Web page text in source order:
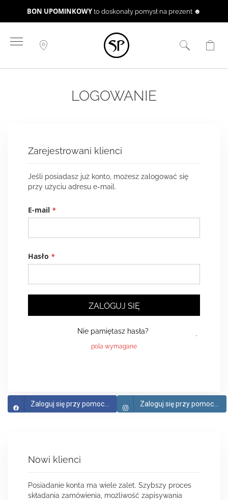
BON UPOMINKOWY to doskonały pomysł na prezent ☻
do
treści
LOGOWANIE
Zarejestrowani klienci
Jeśli posiadasz już konto, możesz zalogować się
przy użyciu adresu e-mail.
E-mail
Hasło
ZALOGUJ SIĘ
Nie pamiętasz hasła?
Zaloguj się przy pomocy Facebook Zaloguj się przy pomocy Instagram
Nowi klienci
Posiadanie konta ma wiele zalet. Szybszy proces
składania zamówienia, możliwość zapisywania